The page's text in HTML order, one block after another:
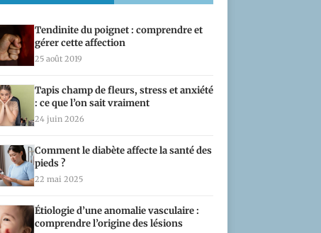
Tendinite du poignet : comprendre et
gérer cette affection
25 août 2019
Tapis champ de fleurs, stress et anxiété
: ce que l’on sait vraiment
24 juin 2026
Comment le diabète affecte la santé des
pieds ?
22 mai 2025
Étiologie d’une anomalie vasculaire :
comprendre l’origine des lésions